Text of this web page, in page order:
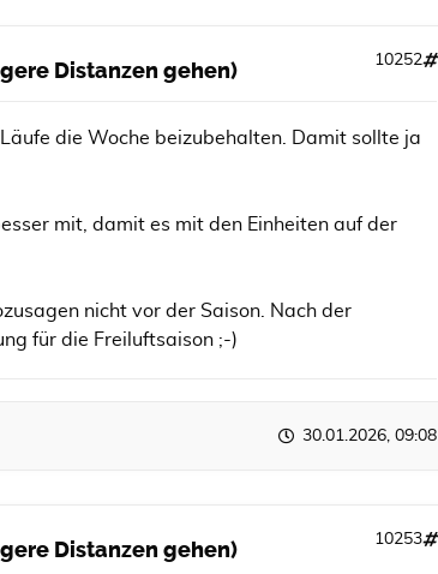
Distanzen gehen) 10252
die Woche beizubehalten. Damit sollte ja
mit, damit es mit den Einheiten auf der
nicht vor der Saison. Nach der
für die Freiluftsaison ;-)
30.01.2026, 09:08
Distanzen gehen) 10253